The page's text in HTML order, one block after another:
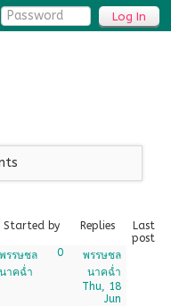
Log In
Started by Replies
Last
post
พรรษชล
นาคฉ่ำ
0
พรรษชล
นาคฉ่ำ
Thu, 18
Jun